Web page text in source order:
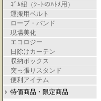
ｺﾞﾑ紐（ｼｰﾄのﾊﾄﾒ用）
運搬用ベルト
ロープ・バンド
現場美化
エコロジー
日除けカーテン
収納ボックス
突っ張りスタンド
便利アイテム
特価商品・限定商品